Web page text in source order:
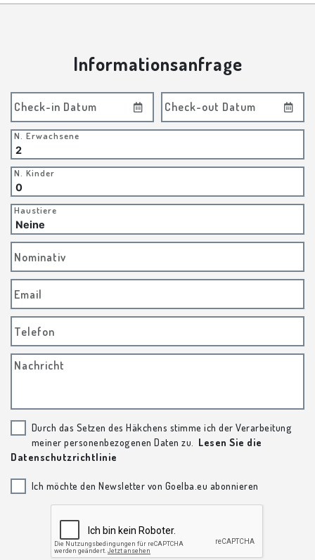
Informationsanfrage
Check-in Datum Check-out Datum
N. Erwachsene
N. Kinder
Haustiere
Nominativ
Email
Telefon
Nachricht
Durch das Setzen des Häkchens stimme ich der Verarbeitung
meiner personenbezogenen Daten zu.
Lesen Sie die
Datenschutzrichtlinie
Ich möchte den Newsletter von Goelba.eu abonnieren